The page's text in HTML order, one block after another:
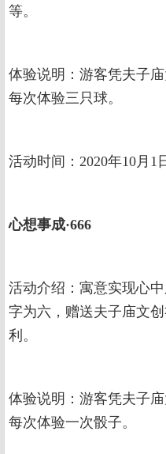
等。
体验说明：游客凭夫子
每次体验三只球。
活动时间：2020年10月1
心想事成·666
活动介绍：寓意实现心
字为六，赠送夫子庙文
利。
体验说明：游客凭夫子
每次体验一次骰子。